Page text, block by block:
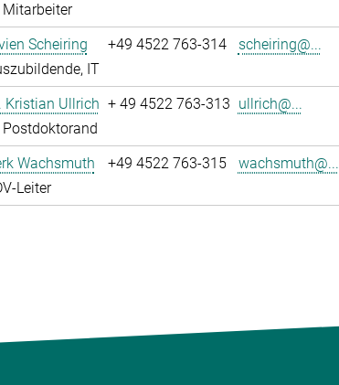
Mitarbeiter
Scheiring
IT
+49 4522 763-314 scheiring@...
Kristian Ullrich
Postdoktorand
+ 49 4522 763-313 ullrich@...
Wachsmuth
Leiter
+49 4522 763-315 wachsmuth@...